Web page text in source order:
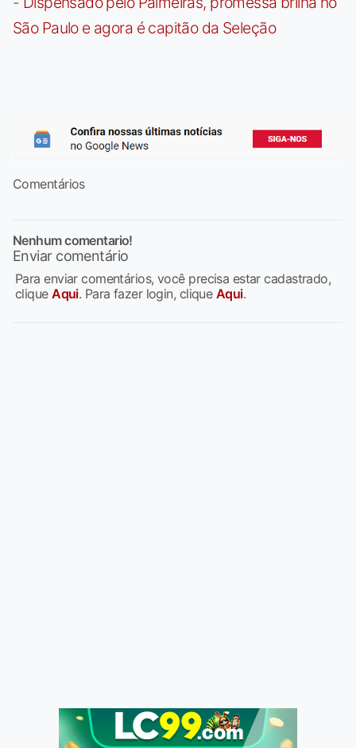
São Paulo e agora é capitão da Seleção
Comentários
Nenhum comentario!
Enviar comentário
Para enviar comentários, você precisa estar cadastrado,
cliqueAqui. Para fazer login, clique Aqui.